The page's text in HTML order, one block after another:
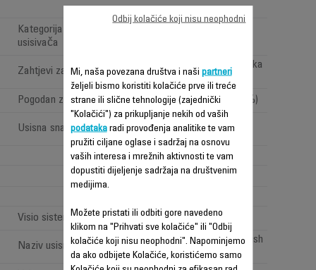
Kategorija bežičnih štapnih
usisivača
Zahtjevi za čišćenje
Pod, namještaj i visoka
poručja
Pogodan za alergične osobe
Da (filtracija < 99,9 %)
Usisna snaga (Air Watt)
High performance
3
Visio sistem: "LED rasvjeta"
Naziv usisne glave
All types of floor brush
Mi, naša povezana društva i naši partneri
željeli bismo koristiti kolačiće prve ili treće
strane ili slične tehnologije (zajednički
"Kolačići") za prikupljanje nekih od vaših
podatakaradi provođenja analitike te vam
pružiti ciljane oglase i sadržaj na osnovu
vaših interesa i mrežnih aktivnosti te vam
dopustiti dijeljenje sadržaja na društvenim
medijima.
Možete pristati ili odbiti gore navedeno
klikom na "Prihvati sve kolačiće" ili "Odbij
kolačiće koji nisu neophodni". Napominjemo
da ako odbijete Kolačiće, koristićemo samo
Odbij kolačiće koji nisu neophodni